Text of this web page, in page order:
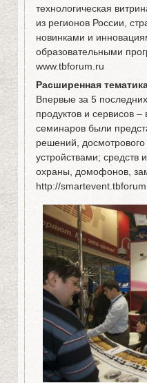
технологическая
из регионов России,
новинками и
образовательными
www.tbforum.ru
Расширенная
Впервые за 5
продуктов и сервисов
семинаров были
решений,
устройствами; средств
охраны, домофонов,
http://